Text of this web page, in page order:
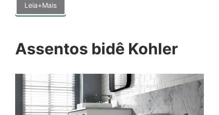
Leia+Mais
Assentos bidê Kohler